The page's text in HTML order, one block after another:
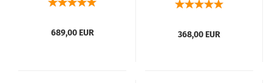
689,00 EUR
Schuko, aus der
368,00 EUR